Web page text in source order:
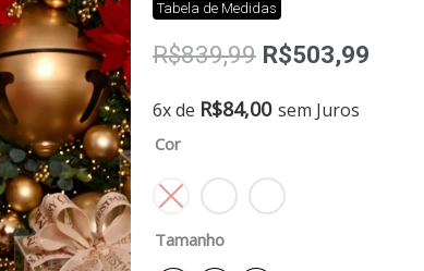
Tabela de Medidas
R$839,99 O
original
R$503,99
6x de R$84,00 sem Juros
Cor
Tamanho
Vestido